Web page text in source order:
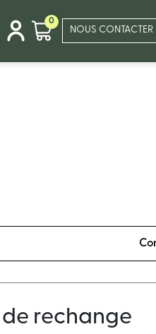
0
NOUS CONTACTER
de rechange